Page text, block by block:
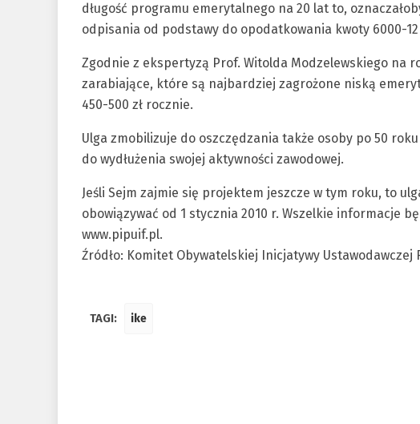
długość programu emerytalnego na 20 lat to,
odpisania od podstawy do opodatkowania kwoty 6000-12
Zgodnie z ekspertyzą Prof. Witolda Modzelewskiego na
zarabiające, które są najbardziej zagrożone niską
450-500 zł rocznie.
Ulga zmobilizuje do oszczędzania także osoby po 50
do wydłużenia swojej aktywności zawodowej.
Jeśli Sejm zajmie się projektem jeszcze w tym roku, to
obowiązywać od 1 stycznia 2010 r. Wszelkie informacje
www.pipuif.pl.
Źródło: Komitet Obywatelskiej Inicjatywy Ustawodawczej
TAGI: ike